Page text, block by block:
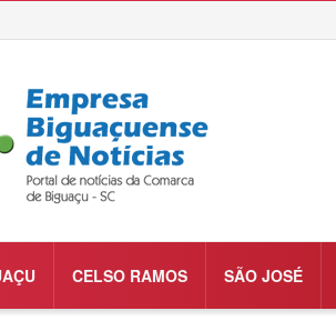
CELSO RAMOS SÃO JOSÉ